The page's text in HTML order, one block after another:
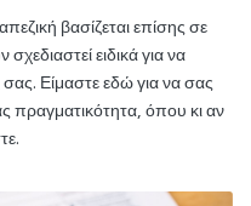
βασίζεται επίσης σε
ειδικά για να
Είμαστε εδώ για να σας
πραγματικότητα, όπου κι αν